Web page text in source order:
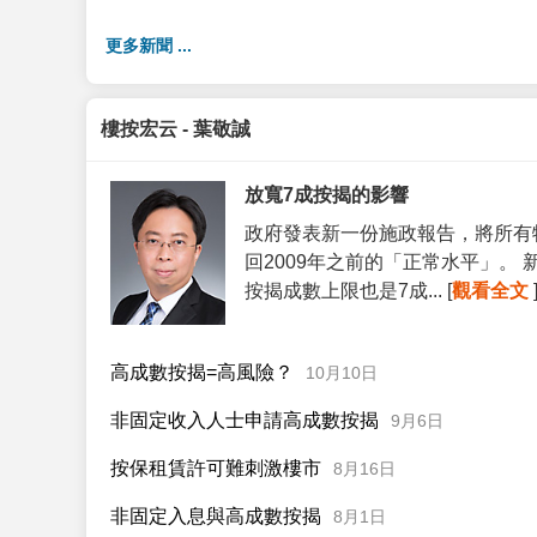
更多新聞 ...
樓按宏云 - 葉敬誠
放寬7成按揭的影響
政府發表新一份施政報告，將所
回2009年之前的「正常水平」。
按揭成數上限也是7成... [觀看全文 ]
高成數按揭=高風險？ 10月10日
非固定收入人士申請高成數按揭 9月6日
按保租賃許可難刺激樓市 8月16日
非固定入息與高成數按揭 8月1日